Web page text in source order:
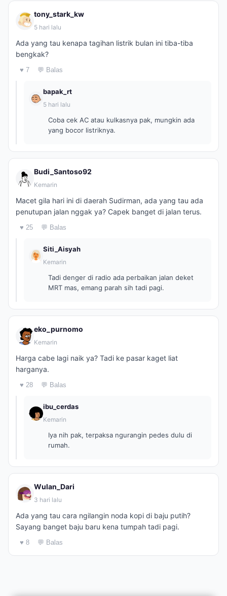
tony_stark_kw
5 hari lalu
Ada yang tau kenapa tagihan listrik bulan ini tiba-tiba
bengkak?
♥ 7 💬 Balas
bapak_rt
5 hari lalu
Coba cek AC atau kulkasnya pak, mungkin ada
yang bocor listriknya.
Budi_Santoso92
Kemarin
Macet gila hari ini di daerah Sudirman, ada yang tau ada
penutupan jalan nggak ya? Capek banget di jalan terus.
♥ 25 💬 Balas
Siti_Aisyah
Kemarin
Tadi denger di radio ada perbaikan jalan deket
MRT mas, emang parah sih tadi pagi.
eko_purnomo
Kemarin
Harga cabe lagi naik ya? Tadi ke pasar kaget liat
harganya.
♥ 28 💬 Balas
ibu_cerdas
Kemarin
Iya nih pak, terpaksa ngurangin pedes dulu di
rumah.
Wulan_Dari
3 hari lalu
Ada yang tau cara ngilangin noda kopi di baju putih?
Sayang banget baju baru kena tumpah tadi pagi.
♥ 8 💬 Balas